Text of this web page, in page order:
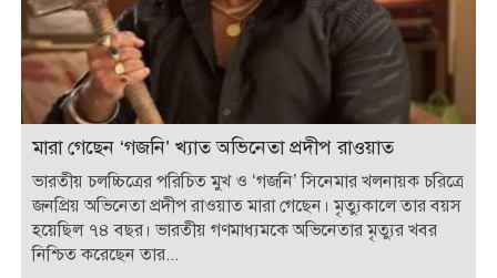
মারা গেছেন ‘গজনি’ খ্যাত অভিনেতা প্রদীপ রাওয়াত
ভারতীয় চলচ্চিত্রের পরিচিত মুখ ও ‘গজনি’ সিনেমার খলনায়ক চরিত্রে
জনপ্রিয় অভিনেতা প্রদীপ রাওয়াত মারা গেছেন। মৃত্যুকালে তার বয়স
হয়েছিল ৭৪ বছর। ভারতীয় গণমাধ্যমকে অভিনেতার মৃত্যুর খবর
নিশ্চিত করেছেন তার...